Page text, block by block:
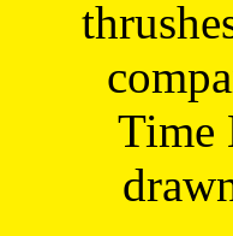
Time